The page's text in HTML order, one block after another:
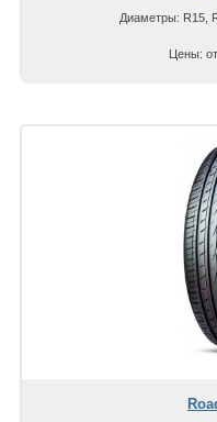
Диаметры: R15,
Цены: